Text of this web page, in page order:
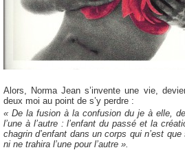
Alors, Norma Jean s’invente une vie,
deux moi au point de s’y perdre :
« De la fusion à la confusion du je à elle,
l’une à l’autre : l’enfant du passé et la
chagrin d’enfant dans un corps qui n’est que
ni ne trahira l’une pour l’autre ».